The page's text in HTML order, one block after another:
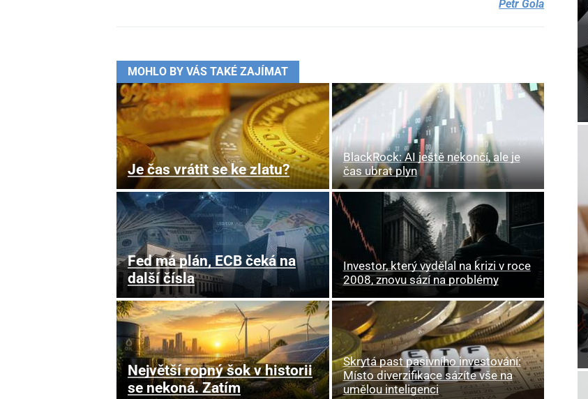
Petr Gola
MOHLO BY VÁS TAKÉ ZAJÍMAT
Je čas vrátit se ke zlatu?
BlackRock: AI ještě nekončí, ale je
čas ubrat plyn
Fed má plán, ECB čeká na
další čísla
Investor, který vydělal na krizi v roce
2008, znovu sází na problémy
Největší ropný šok v historii
se nekoná. Zatím
Skrytá past pasivního investování:
Místo diverzifikace sázíte vše na
umělou inteligenci